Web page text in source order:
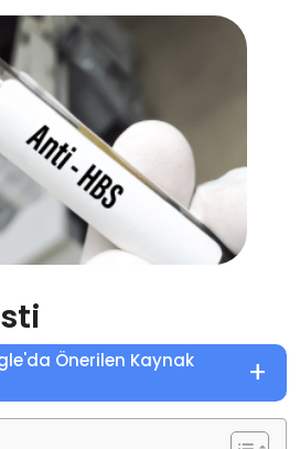
Önerilen Kaynak
+